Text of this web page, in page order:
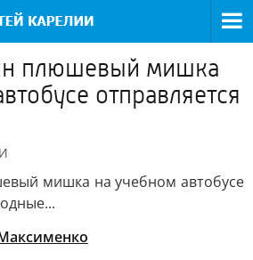
плюшевый мишка
отправляется
мишка на учебном автобусе